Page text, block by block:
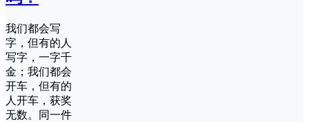
我们都会写
字，但有的人
写字，一字千
金；我们都会
开车，但有的
人开车，获奖
无数。同一件